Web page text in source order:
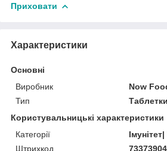
Приховати
Характеристики
Основні
Виробник
Now
Тип
Таблетки
Користувальницькі характеристики
Категорії
Штрихкод